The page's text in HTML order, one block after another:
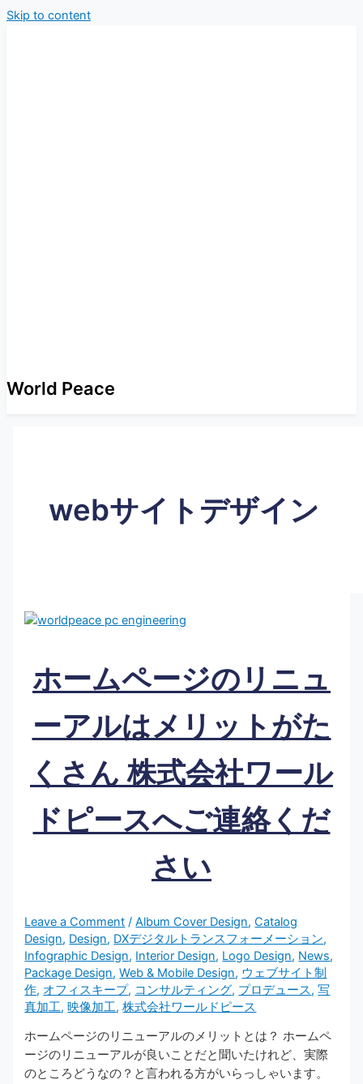
Skip to content
World Peace
webサイトデザイン
ホームページのリニュ
ーアルはメリットがた
くさん 株式会社ワール
ドピースへご連絡くだ
さい
Leave a Comment /Album Cover Design,Catalog
Design, Design, DXデジタルトランスフォーメーション,
Infographic Design, Interior Design, Logo Design, News,
Package Design,Web & Mobile Design, ウェブサイト制
作, オフィスキープ, コンサルティング, プロデュース,写
真加工,映像加工,株式会社ワールドピース
ホームページのリニューアルのメリットとは？ ホームペ
ージのリニューアルが良いことだと聞いたけれど、実際
のところどうなの？と言われる方がいらっしゃいます。